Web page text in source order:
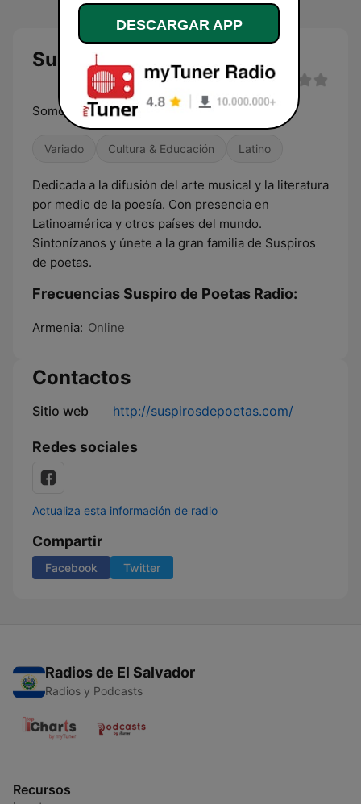
Suspiro de Poetas Radio
Somos más que poesía, somos una familia
Variado Cultura & Educación Latino
Dedicada a la difusión del arte musical y la literatura
por medio de la poesía. Con presencia en
Latinoamérica y otros países del mundo.
Sintonízanos y únete a la gran familia de Suspiros
de poetas.
Frecuencias Suspiro de Poetas Radio:
Armenia: Online
Contactos
Sitio web http://suspirosdepoetas.com/
Redes sociales
Actualiza esta información de radio
Compartir
Facebook Twitter
Radios de El Salvador
Radios y Podcasts
Recursos
DESCARGAR APP